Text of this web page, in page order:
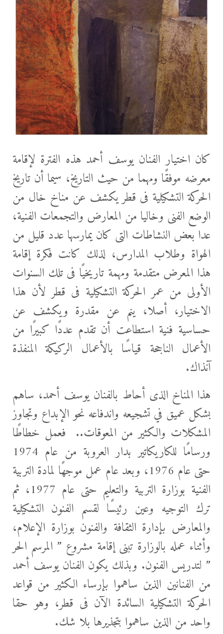
كان اختيار الفنان يوسف أحمد هذه الفترة لإقامة
معرضه موفقًا ومهما من حيث التاريخ، سيما أن تاريخ
الحركة التشكيلية فى قطر يكشف عن مناخ خال من
الوضع الفنى وخاليا من المعارض والتجمعات الفنية،
عدا بعض النشاطات التى كان يمارسها عدد قليل من
الهواة وطلاب المدارس، لذلك كانت فكرة إقامة
هذا المعرض متقدمة ومهمة تاريخيًا فى تلك السنوات
الأولى من عمر الحركة التشكيلية فى قطر لأن هذا
الاختيار، أصلا، ينم عن مقدرة ويكشف عن
حساسية فنية استطاعت أن تقدم عددًا كبيرًا من
الأعمال الناجحة قياسًا بالأعمال الركيكة المنفذة
آنذاك.
هذا المناخ الذى أحاط بالفنان يوسف أحمد، ساهم
بشكل عميق في تشجيعه واندفاعه نحو الإبداع وتجاوز
المشكلات والكثير من المعوقات.. فعمل خطاطًا
ورسامًا للكاريكاتير بدار العروبة من عام 1974
حتى عام 1976، وبعد عام عمل موجهًا لمادة التربية
الفنية بوزارة التربية والتعليم حتى عام 1977، ثم
ترك التوجيه وعين رئيسًا لقسم الفنون التشكيلية
والمعارض بإدارة الثقافة والفنون بوزارة الإعلام،
وأثناء عمله بالوزارة تبنى إقامة مشروع ” المرسم الحر
” لتدريس الفنون. وبذلك يكون الفنان يوسف أحمد
من الفنانين الذين ساهموا بإرساء الكثير من قواعد
الحركة التشكيلية السائدة الآن فى قطر، وهو حقا
واحد من الذين ساهموا بتجذيرها بلا شك.